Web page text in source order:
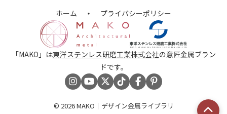
ホーム プライバシーポリシー
「MAKO」は東洋ステンレス研磨工業株式会社の意匠金属ブラン
ドです。
© 2026MAKO｜デザイン金属ライブラリ